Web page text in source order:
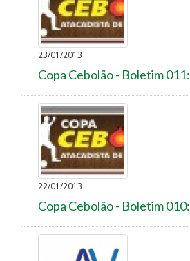
23/01/2013
Copa Cebolão - Boletim 011:
22/01/2013
Copa Cebolão - Boletim 010: